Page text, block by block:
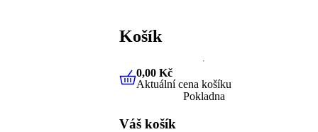
Košík
0,00 KčAktuální cena košíku
0,00 Kč
Aktuální cena košíku
Pokladna
Váš košík